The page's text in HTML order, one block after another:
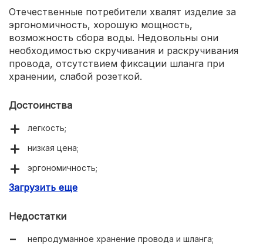
Отечественные потребители хвалят изделие за
эргономичность, хорошую мощность,
возможность сбора воды. Недовольны они
необходимостью скручивания и раскручивания
провода, отсутствием фиксации шланга при
хранении, слабой розеткой.
Достоинства
легкость;
низкая цена;
эргономичность;
хорошая мощность.
Загрузить еще
Недостатки
непродуманное хранение провода и шланга;